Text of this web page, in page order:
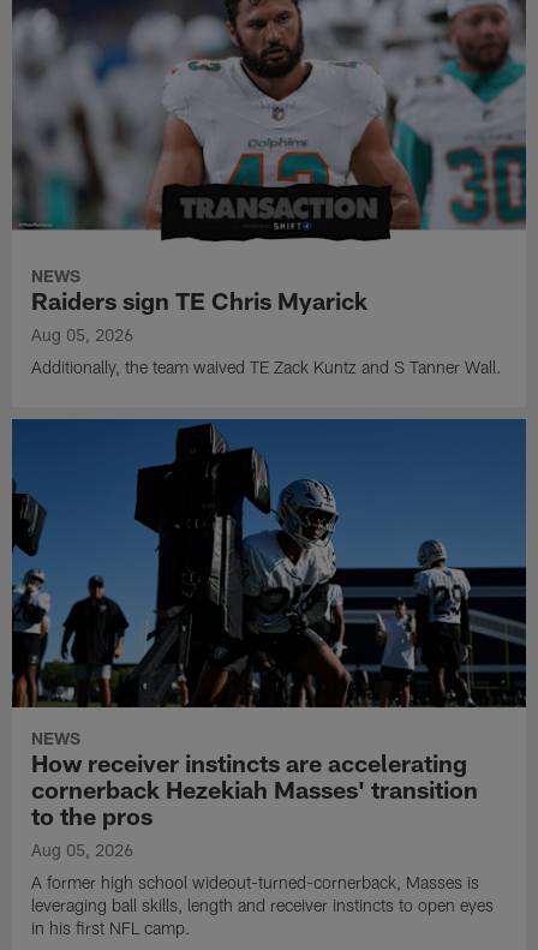
NEWS
Raiders sign TE Chris Myarick
Aug 05, 2026
Additionally, the team waived TE Zack Kuntz and S Tanner Wall.
NEWS
How receiver instincts are accelerating
cornerback Hezekiah Masses' transition
to the pros
Aug 05, 2026
A former high school wideout-turned-cornerback, Masses is
leveraging ball skills, length and receiver instincts to open eyes
in his first NFL camp.